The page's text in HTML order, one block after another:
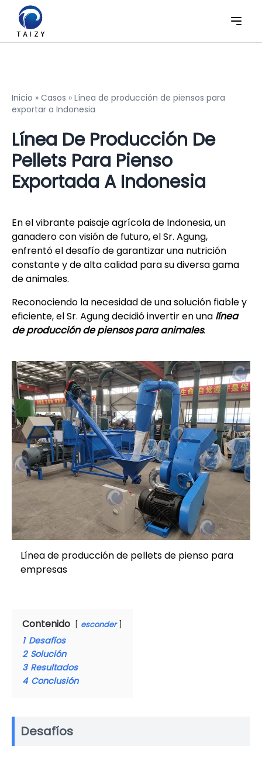
Inicio » Casos » Línea de producción de piensos para
exportar a Indonesia
Línea De Producción De
Pellets Para Pienso
Exportada A Indonesia
En el vibrante paisaje agrícola de Indonesia, un
ganadero con visión de futuro, el Sr. Agung,
enfrentó el desafío de garantizar una nutrición
constante y de alta calidad para su diversa gama
de animales.
Reconociendo la necesidad de una solución fiable y
eficiente, el Sr. Agung decidió invertir en una línea
de producción de piensos para animales.
Línea de producción de pellets de pienso para
empresas
Contenido esconder
1 Desafíos
2 Solución
3 Resultados
4 Conclusión
Desafíos